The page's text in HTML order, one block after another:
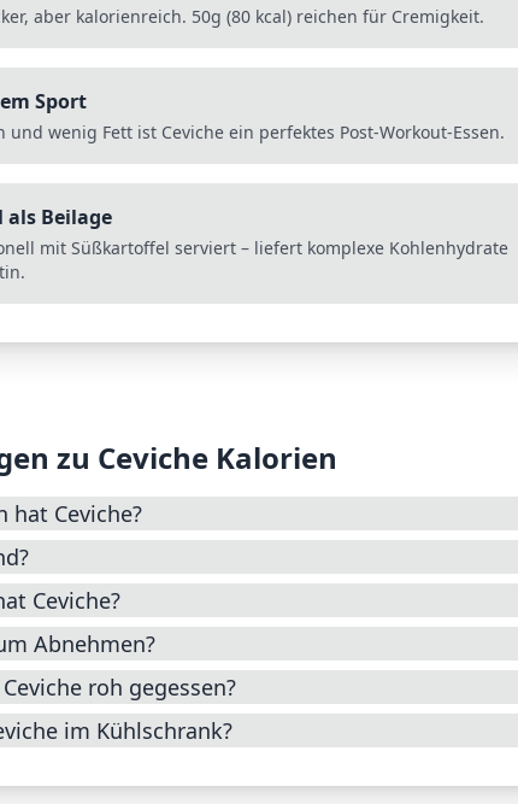
aber kalorienreich. 50g (80 kcal) reichen für Cremigkeit.
Sport
und wenig Fett ist Ceviche ein perfektes Post-Workout-Essen.
Beilage
mit Süßkartoffel serviert – liefert komplexe Kohlenhydrate
zu Ceviche Kalorien
hat Ceviche?
Ceviche?
Abnehmen?
roh gegessen?
im Kühlschrank?